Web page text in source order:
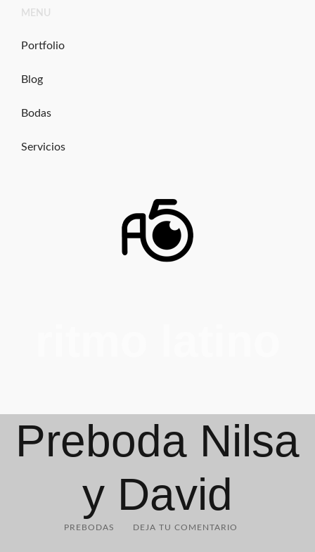
contenido
MENU
Portfolio
Blog
Bodas
Servicios
Preboda Nilsa
y David
PREBODAS DEJA TU COMENTARIO